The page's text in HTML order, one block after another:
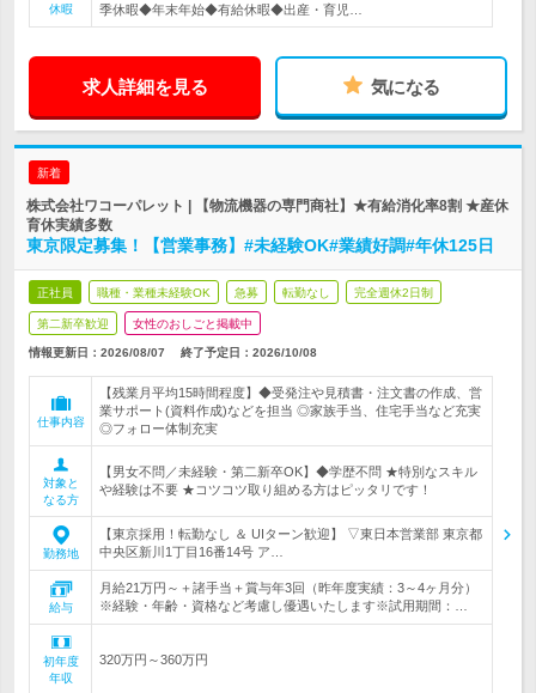
休暇
季休暇◆年末年始◆有給休暇◆出産・育児…
求人詳細を見る 気になる
新着
株式会社ワコーパレット | 【物流機器の専門商社】★有給消化率8割 ★産休
育休実績多数
東京限定募集！【営業事務】#未経験OK#業績好調#年休125日
正社員 職種・業種未経験OK 急募 転勤なし 完全週休2日制
第二新卒歓迎 女性のおしごと掲載中
情報更新日：2026/08/07 終了予定日： 2026/10/08
仕事内容
【残業月平均15時間程度】◆受発注や見積書・注文書の作成、営
業サポート(資料作成)などを担当 ◎家族手当、住宅手当など充実
◎フォロー体制充実
対象と
なる方
【男女不問／未経験・第二新卒OK】◆学歴不問 ★特別なスキル
や経験は不要 ★コツコツ取り組める方はピッタリです！
勤務地
【東京採用！転勤なし ＆ UIターン歓迎】 ▽東日本営業部 東京都
中央区新川1丁目16番14号 ア…
給与
月給21万円～＋諸手当＋賞与年3回（昨年度実績：3～4ヶ月分）
※経験・年齢・資格など考慮し優遇いたします※試用期間：…
初年度
年収
320万円～360万円